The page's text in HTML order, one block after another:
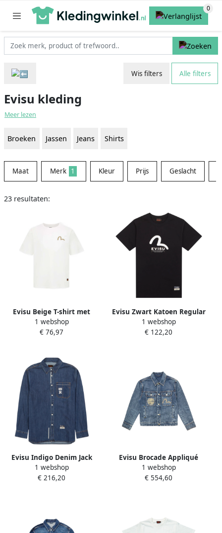
Wis filters Alle filters
Evisu kleding
Meer lezen
Broeken Jassen Jeans Shirts
Maat Merk 1 Kleur Prijs Geslacht
23 resultaten:
Evisu Beige T-shirt met
korte mouwen Beige Heren
1 webshop
€ 76,97
Evisu Zwart Katoen Regular
Fit T-Shirt Black Heren
1 webshop
€ 122,20
Evisu Indigo Denim Jack
Regular Fit Blue Heren
1 webshop
€ 216,20
Evisu Brocade Appliqué
Carp Embroidery Denim
Jack Blue Heren
1 webshop
€ 554,60